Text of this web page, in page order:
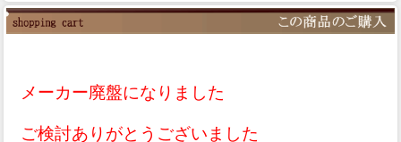
メーカー廃盤になりました
ご検討ありがとうございました